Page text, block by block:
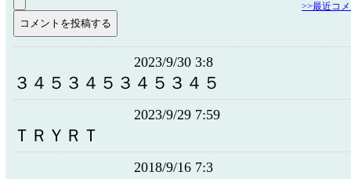
>>最近コ
2023/9/30 3:8
３４５３４５３４５３４５
2023/9/29 7:59
ＴＲＹＲＴ
2018/9/16 7:3